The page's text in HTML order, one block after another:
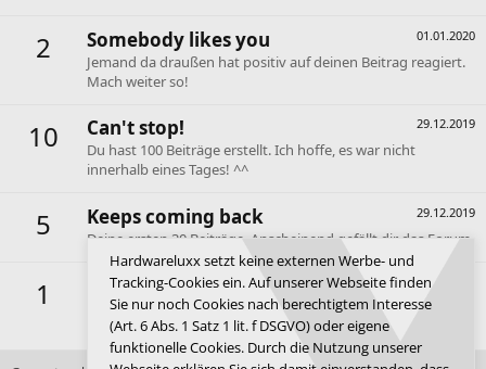
2 01.01.2020
Somebody likes you
Jemand da draußen hat positiv auf deinen Beitrag reagiert.
Mach weiter so!
10 29.12.2019
Can't stop!
Du hast 100 Beiträge erstellt. Ich hoffe, es war nicht
innerhalb eines Tages! ^^
5 29.12.2019
Keeps coming back
Deine ersten 30 Beiträge. Anscheinend gefällt dir das Forum.
1 29.12.2019
First message
Dein erster Beitrag. Hallo und willkommen im Forum de
Luxx.
Hardwareluxx setzt keine externen Werbe- und
Tracking-Cookies ein. Auf unserer Webseite finden
Sie nur noch Cookies nach berechtigtem Interesse
(Art. 6 Abs. 1 Satz 1 lit. f DSGVO) oder eigene
funktionelle Cookies. Durch die Nutzung unserer